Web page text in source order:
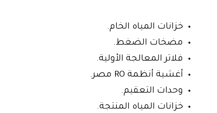
خزانات المياه الخام.
مضخات الضغط.
فلاتر المعالجة الأولية.
أغشية أنظمة RO مصر.
وحدات التعقيم.
خزانات المياه المنتجة.